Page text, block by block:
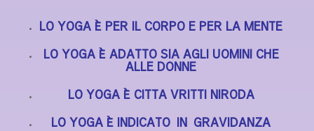
LO YOGA È PER IL CORPO E PER LA MENTE
LO YOGA È ADATTO SIA AGLI UOMINI CHE
ALLE DONNE
LO YOGA È CITTA VRITTI NIRODA
LO YOGA È INDICATO IN GRAVIDANZA